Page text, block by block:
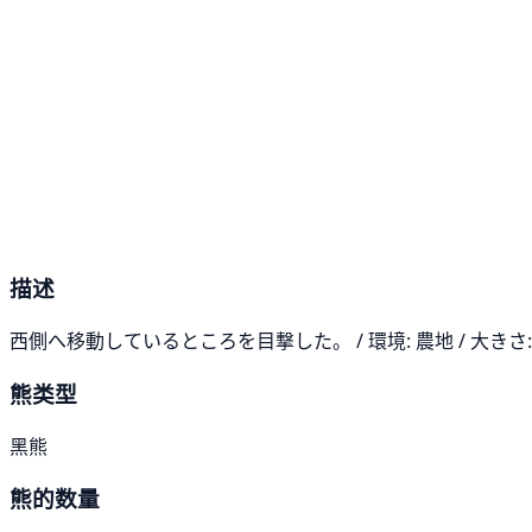
描述
西側へ移動しているところを目撃した。 / 環境: 農地 / 大きさ
熊类型
黑熊
熊的数量